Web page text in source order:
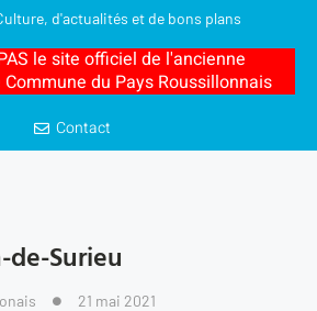
d'actualités et de bons plans
le site officiel de l'ancienne
du Pays Roussillonnais
Contact
de-Surieu
21 mai 2021